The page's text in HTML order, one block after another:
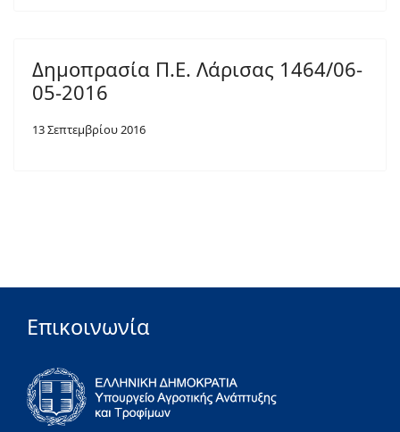
Δημοπρασία Π.Ε. Λάρισας 1464/06-
05-2016
13 Σεπτεμβρίου 2016
Επικοινωνία